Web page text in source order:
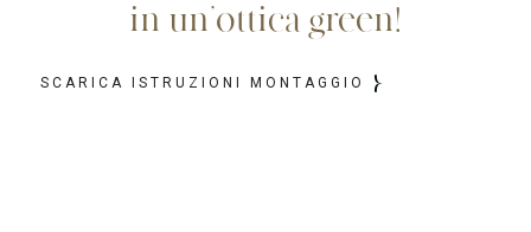
in un’ottica green!
SCARICA ISTRUZIONI MONTAGGIO